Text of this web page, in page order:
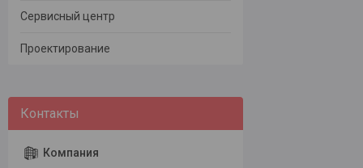
Сервисный центр
Проектирование